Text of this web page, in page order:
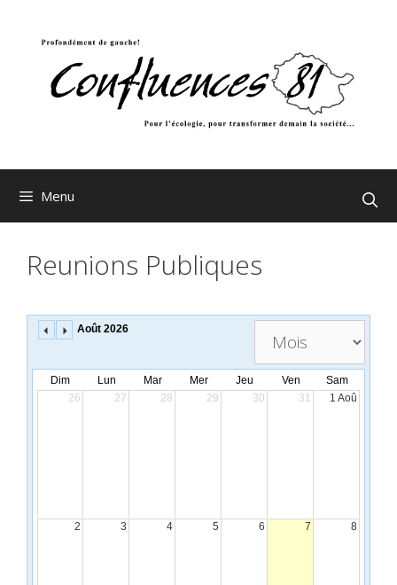
Menu
Reunions Publiques
Août 2026
e
c
t
d
a
Dim Lun Mar Mer Jeu Ven
Sam
26
27 28 29 30 31 1 Aoû
2 3 4 5 6 7 8